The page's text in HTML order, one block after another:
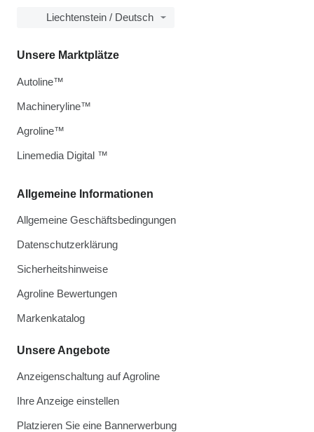
Liechtenstein / Deutsch
Allgemeine Informationen
Allgemeine Geschäftsbedingungen
Datenschutzerklärung
Sicherheitshinweise
Agroline Bewertungen
Markenkatalog
Unsere Angebote
Anzeigenschaltung auf Agroline
Ihre Anzeige einstellen
Platzieren Sie eine Bannerwerbung
Unsere Marktplätze
Autoline™
Machineryline™
Agroline™
Linemedia Digital ™